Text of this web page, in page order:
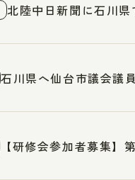
北陸中日新聞に石川
石川県へ仙台市議会議
【研修会参加者募集